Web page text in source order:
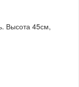
Высота 45см,